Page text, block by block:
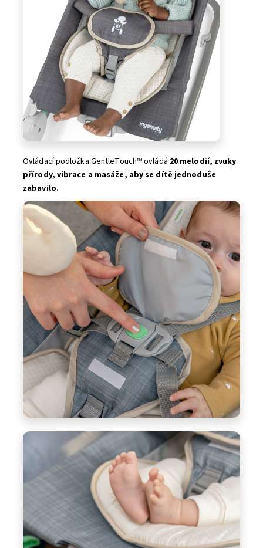
Ovládací podložka GentleTouch™ ovládá 20 melodií, zvuky
přírody, vibrace a masáže, aby se dítě jednoduše
zabavilo.